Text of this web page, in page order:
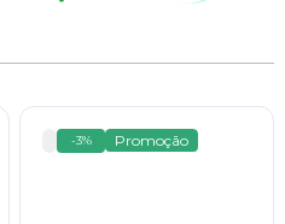
-3% Promoção